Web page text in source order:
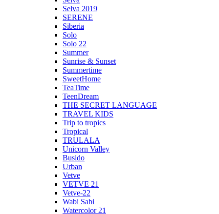
Selva 2019
SERENE
Siberia
Solo
Solo 22
Summer
Sunrise & Sunset
Summertime
SweetHome
TeaTime
TeenDream
THE SECRET LANGUAGE
TRAVEL KIDS
Trip to tropics
Tropical
TRULALA
Unicorn Valley
Busido
Urban
Vetve
VETVE 21
Vetve-22
Wabi Sabi
Watercolor 21